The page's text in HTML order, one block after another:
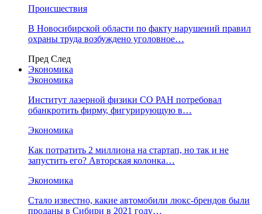
Происшествия
В Новосибирской области по факту нарушений правил
охраны труда возбуждено уголовное…
Пред След
Экономика
Экономика
Институт лазерной физики СО РАН потребовал
обанкротить фирму, фигурирующую в…
Экономика
Как потратить 2 миллиона на стартап, но так и не
запустить его? Авторская колонка…
Экономика
Стало известно, какие автомобили люкс-брендов были
проданы в Сибири в 2021 году…